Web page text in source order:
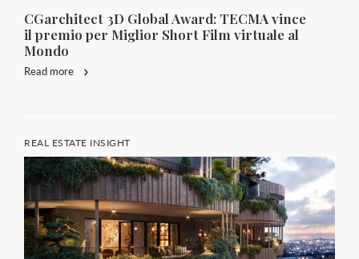
CGarchitect 3D Global Award: TECMA vince
il premio per Miglior Short Film virtuale al
Mondo
Read more
REAL ESTATE INSIGHT